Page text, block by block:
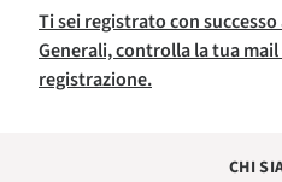
Ti sei registrato con
Generali, controlla la tua
registrazione.
CHI